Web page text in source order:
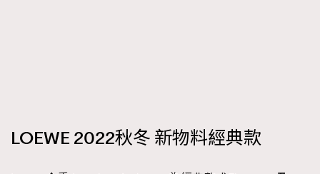
LOEWE 2022秋冬 新物料經典款